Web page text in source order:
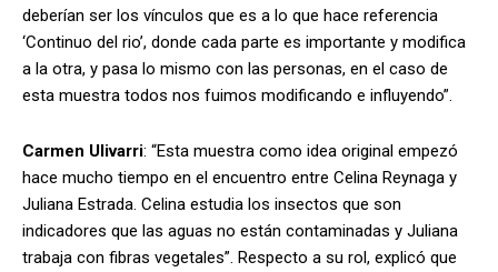
deberían ser los vínculos que es a lo que hace referencia
‘Continuo del rio’, donde cada parte es importante y modifica
a la otra, y pasa lo mismo con las personas, en el caso de
esta muestra todos nos fuimos modificando e influyendo”.
Carmen Ulivarri: “Esta muestra como idea original empezó
hace mucho tiempo en el encuentro entre Celina Reynaga y
Juliana Estrada. Celina estudia los insectos que son
indicadores que las aguas no están contaminadas y Juliana
trabaja con fibras vegetales”. Respecto a su rol, explicó que